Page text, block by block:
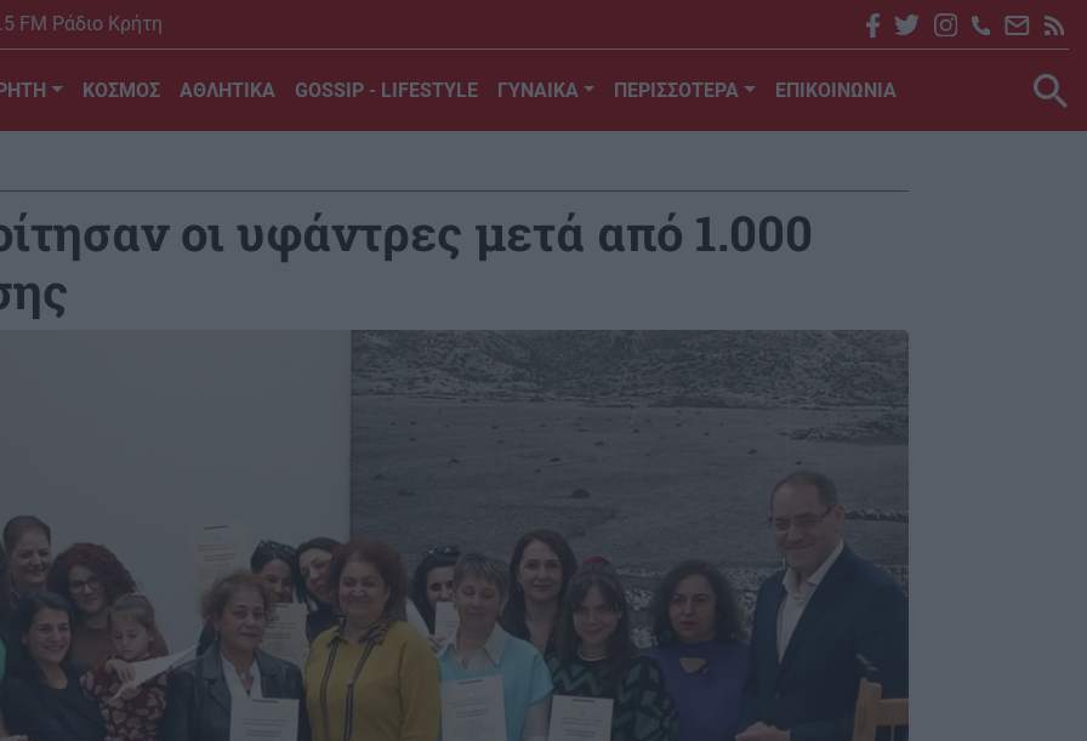
FM Ράδιο Κρήτη
ΚΟΣΜΟΣ ΑΘΛΗΤΙΚΑ GOSSIP - LIFESTYLE ΓΥΝΑΙΚΑ ΠΕΡΙΣΣΟΤΕΡΑ ΕΠΙΚΟΙΝΩΝΙΑ
οι υφάντρες μετά από 1.000